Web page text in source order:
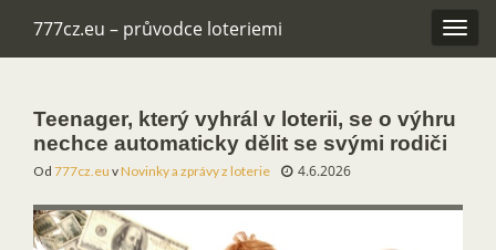
777cz.eu – průvodce loteriemi
Teenager, který vyhrál v loterii, se o výhru
nechce automaticky dělit se svými rodiči
Od 777cz.eu vNovinky a zprávy z loterie 4.6.2026